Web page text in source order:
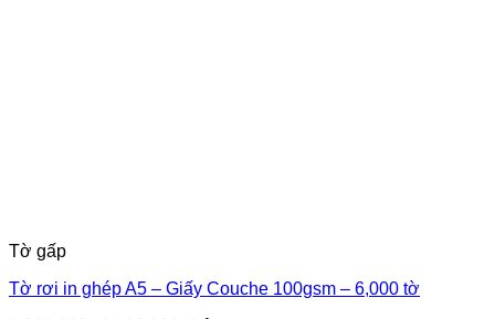
Tờ gấp
Tờ rơi in ghép A5 – Giấy Couche 100gsm – 6,000 tờ